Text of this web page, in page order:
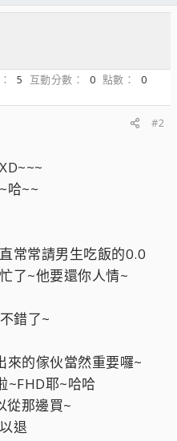
5 互動分數 0 點數
0
#2
哈~~
常常請男生吃飯的0.0
了~他要還你人情~
錯了~
來的傢伙當然重要囉~
~FHD耶~哈哈
從那邊買~
退